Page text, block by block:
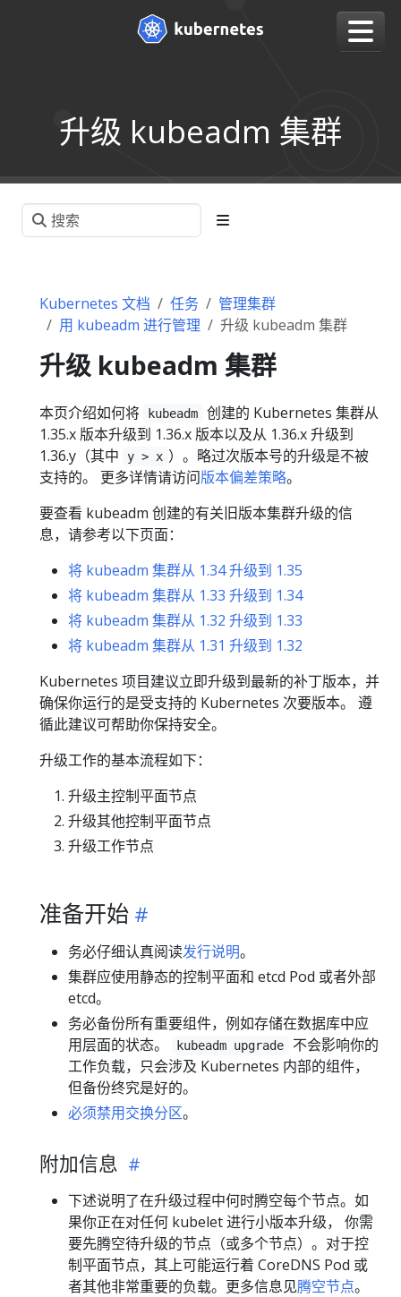
升级 kubeadm 集群
Kubernetes 文档 任务
管理集群
用 kubeadm 进行管理
升级 kubeadm 集群
升级 kubeadm 集群
本页介绍如何将 kubeadm
创建的 Kubernetes 集群从
1.35.x 版本升级到 1.36.x 版本以及从 1.36.x 升级到
1.36.y（其中
y > x ）。略过次版本号的升级是不被
支持的。 更多详情请访问版本偏差策略。
要查看 kubeadm 创建的有关旧版本集群升级的信
息，请参考以下页面：
将 kubeadm 集群从 1.34 升级到 1.35
将 kubeadm 集群从 1.33 升级到 1.34
将 kubeadm 集群从 1.32 升级到 1.33
将 kubeadm 集群从 1.31 升级到 1.32
Kubernetes 项目建议立即升级到最新的补丁版本，并
确保你运行的是受支持的 Kubernetes 次要版本。 遵
循此建议可帮助你保持安全。
升级工作的基本流程如下：
升级主控制平面节点
升级其他控制平面节点
升级工作节点
准备开始
务必仔细认真阅读发行说明。
集群应使用静态的控制平面和 etcd Pod 或者外部
etcd。
务必备份所有重要组件，例如存储在数据库中应
用层面的状态。
kubeadm upgrade
不会影响你的
工作负载，只会涉及 Kubernetes 内部的组件，
但备份终究是好的。
必须禁用交换分区。
附加信息
下述说明了在升级过程中何时腾空每个节点。如
果你正在对任何 kubelet 进行小版本升级， 你需
要先腾空待升级的节点（或多个节点）。对于控
制平面节点，其上可能运行着 CoreDNS Pod 或
者其他非常重要的负载。更多信息见腾空节点。